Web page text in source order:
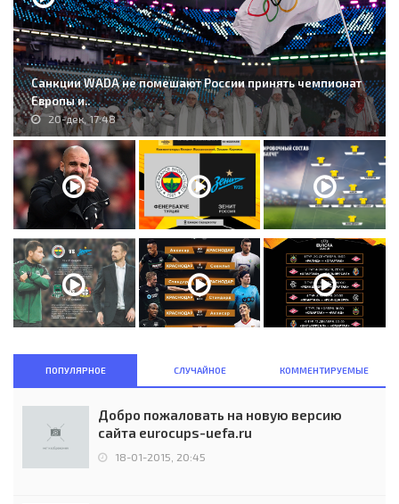
Санкции WADA не помешают России принять чемпионат
Европы и..
20-дек, 17:48
ПОПУЛЯРНОЕ СЛУЧАЙНОЕ КОММЕНТИРУЕМЫЕ
Добро пожаловать на новую версию
сайта eurocups-uefa.ru
18-01-2015, 20:45